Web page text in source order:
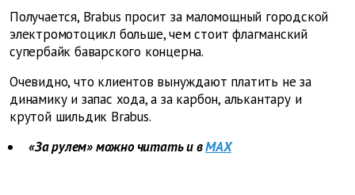
Получается, Brabus просит за маломощный городской
электромотоцикл больше, чем стоит флагманский
супербайк баварского концерна.
Очевидно, что клиентов вынуждают платить не за
динамику и запас хода, а за карбон, алькантару и
крутой шильдик Brabus.
«За рулем» можно читать и вMAX